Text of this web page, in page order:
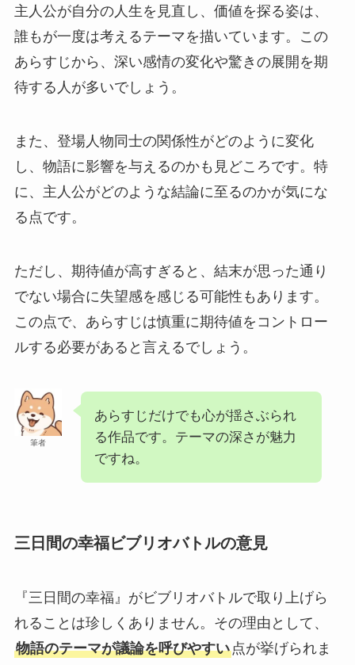
主人公が自分の人生を見直し、価値を探る姿は、
誰もが一度は考えるテーマを描いています。この
あらすじから、深い感情の変化や驚きの展開を期
待する人が多いでしょう。
また、登場人物同士の関係性がどのように変化
し、物語に影響を与えるのかも見どころです。特
に、主人公がどのような結論に至るのかが気にな
る点です。
ただし、期待値が高すぎると、結末が思った通り
でない場合に失望感を感じる可能性もあります。
この点で、あらすじは慎重に期待値をコントロー
ルする必要があると言えるでしょう。
筆者
あらすじだけでも心が揺さぶられ
る作品です。テーマの深さが魅力
ですね。
三日間の幸福ビブリオバトルの意見
『三日間の幸福』がビブリオバトルで取り上げら
れることは珍しくありません。その理由として、
物語のテーマが議論を呼びやすい点が挙げられま